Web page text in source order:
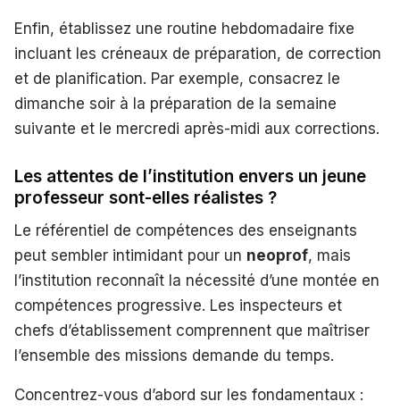
Enfin, établissez une routine hebdomadaire fixe
incluant les créneaux de préparation, de correction
et de planification. Par exemple, consacrez le
dimanche soir à la préparation de la semaine
suivante et le mercredi après-midi aux corrections.
Les attentes de l’institution envers un jeune
professeur sont-elles réalistes ?
Le référentiel de compétences des enseignants
peut sembler intimidant pour un neoprof, mais
l’institution reconnaît la nécessité d’une montée en
compétences progressive. Les inspecteurs et
chefs d’établissement comprennent que maîtriser
l’ensemble des missions demande du temps.
Concentrez-vous d’abord sur les fondamentaux :